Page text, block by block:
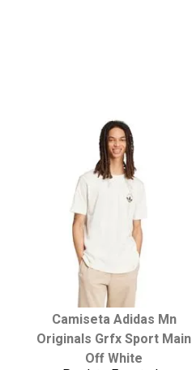
Escolha seu tamanho:
P
M G GG
Camiseta Adidas Mn
Originals Grfx Sport Main
Off White